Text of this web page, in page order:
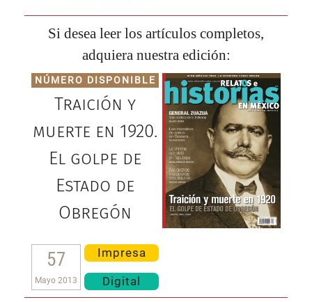
Si desea leer los artículos completos,
adquiera nuestra edición:
NÚMERO DISPONIBLE
Traición y
muerte en 1920.
El golpe de
Estado de
Obregón
57
Mayo 2013
Impresa
Digital